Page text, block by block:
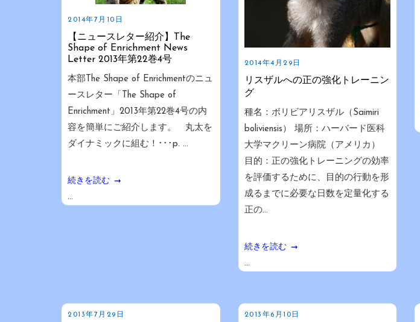
2014年7月10日
【ニュースレター紹介】The
Shape of Enrichment News
Letter 2013年第22巻4号
本部The Shape of Enrichmentのニュ
ースレター「The Shape of
Enrichment」2013年第22巻4号の内
容を簡単にご紹介します。 丸太を
ダイナミックに組む！･･･p. ...
続きを読む
...
2014年4月29日
リスザルへの正の強化トレーニン
グ
種名：ボリビアリスザル（Saimiri
boliviensis） 場所：ハーバード医科
大学マクリーン病院（アメリカ）
目的：正の強化トレーニングの効率
を評価するために、目的の行動を形
成るまでに必要な日数を定量化する
正の...
続きを読む
...
2013年7月29日 2013年6月10日